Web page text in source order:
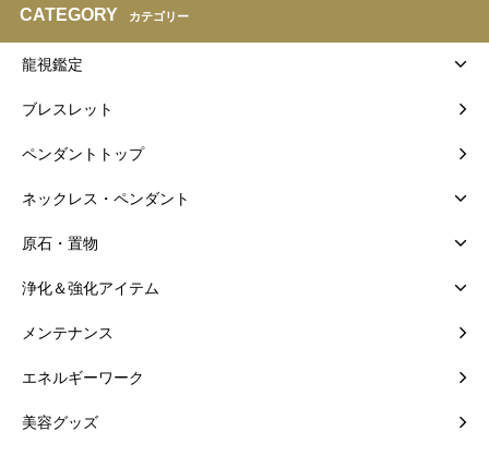
CATEGORY カテゴリー
龍視鑑定
ブレスレット
ペンダントトップ
ネックレス・ペンダント
原石・置物
浄化＆強化アイテム
メンテナンス
エネルギーワーク
美容グッズ